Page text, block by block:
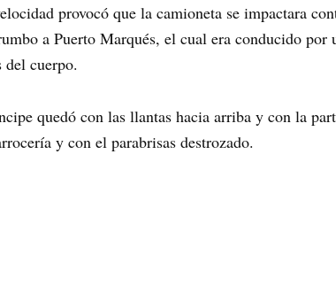
provocó que la camioneta se impactara
a Puerto Marqués, el cual era conducido
del cuerpo.
quedó con las llantas hacia arriba y con la
y con el parabrisas destrozado.